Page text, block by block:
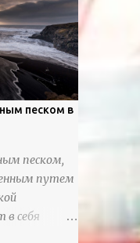
для
для
источник
песком в
песком,
путем
в себя